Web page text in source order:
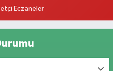
No:105 Merkez Elazığ
Al
Eczaneler